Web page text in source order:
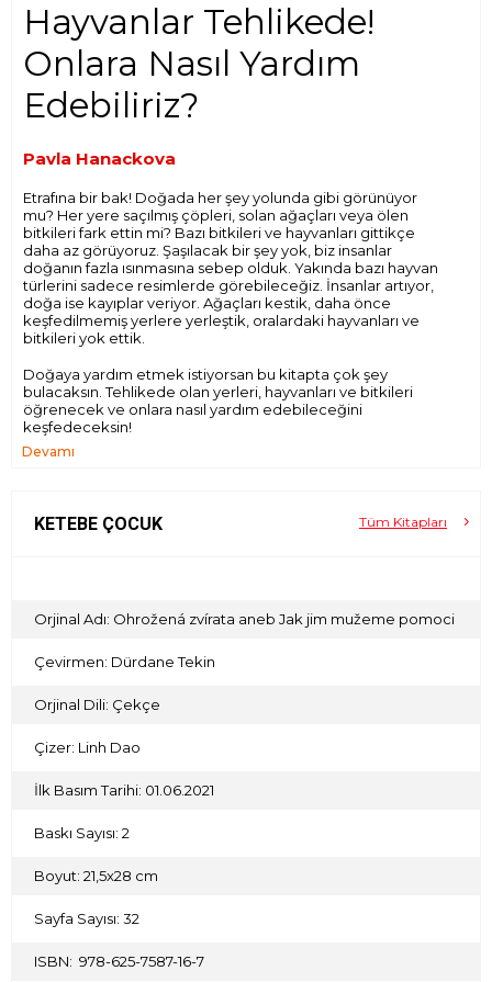
Hayvanlar Tehlikede!
Onlara Nasıl Yardım
Edebiliriz?
Pavla Hanackova
Etrafına bir bak! Doğada her şey yolunda gibi görünüyor
mu? Her yere saçılmış çöpleri, solan ağaçları veya ölen
bitkileri fark ettin mi? Bazı bitkileri ve hayvanları gittikçe
daha az görüyoruz. Şaşılacak bir şey yok, biz insanlar
doğanın fazla ısınmasına sebep olduk. Yakında bazı hayvan
türlerini sadece resimlerde görebileceğiz. İnsanlar artıyor,
doğa ise kayıplar veriyor. Ağaçları kestik, daha önce
keşfedilmemiş yerlere yerleştik, oralardaki hayvanları ve
bitkileri yok ettik.
Doğaya yardım etmek istiyorsan bu kitapta çok şey
bulacaksın. Tehlikede olan yerleri, hayvanları ve bitkileri
öğrenecek ve onlara nasıl yardım edebileceğini
keşfedeceksin!
Devamı
KETEBE ÇOCUK Tüm Kitapları
Orjinal Adı: Ohrožená zvírata aneb Jak jim mužeme pomoci
Çevirmen: Dürdane Tekin
Orjinal Dili: Çekçe
Çizer: Linh Dao
İlk Basım Tarihi: 01.06.2021
Baskı Sayısı: 2
Boyut: 21,5x28 cm
Sayfa Sayısı: 32
ISBN: 978-625-7587-16-7